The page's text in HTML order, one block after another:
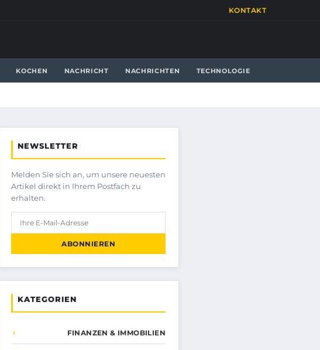
KONTAKT
KOCHEN NACHRICHT NACHRICHTEN TECHNOLOGIE
NEWSLETTER
Melden Sie sich an, um unsere neuesten
Artikel direkt in Ihrem Postfach zu
erhalten.
ABONNIEREN
KATEGORIEN
FINANZEN & IMMOBILIEN